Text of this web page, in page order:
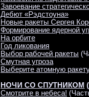
Завоевание
Дебют «Рэдстоуна»
Новые ракеты Сергея
Формирование ядерной
На орбите
Год ликования
Выбор рабочей ракеты
Смутная угроза
Выберите атомную
НОЧИ СО СПУТНИКОМ
Смотрите в небеса!